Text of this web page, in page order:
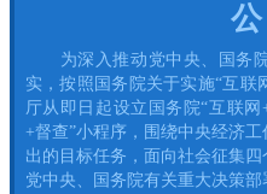
为深入推动党中央、国务院
实，按照国务院关于实施“互联
厅从即日起设立国务院“互联
+督查”小程序，围绕中央经济
出的目标任务，面向社会征集
党中央、国务院有关重大决策